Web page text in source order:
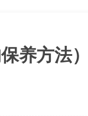
养方法）